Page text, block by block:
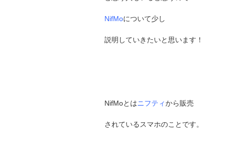
NifMoについて少し
説明していきたいと思います！
NifMoとはニフティから販売
されているスマホのことです。